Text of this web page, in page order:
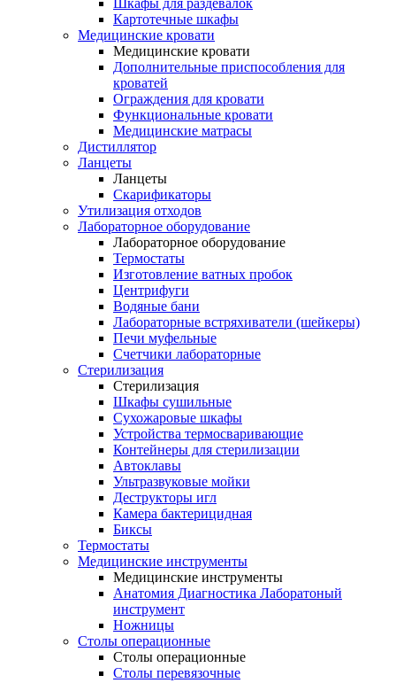
Шкафы для раздевалок
Картотечные шкафы
Медицинские кровати
Медицинские кровати
Дополнительные приспособления для
кроватей
Ограждения для кровати
Функциональные кровати
Медицинские матрасы
Дистиллятор
Ланцеты
Ланцеты
Скарификаторы
Утилизация отходов
Лабораторное оборудование
Лабораторное оборудование
Термостаты
Изготовление ватных пробок
Центрифуги
Водяные бани
Лабораторные встряхиватели (шейкеры)
Печи муфельные
Счетчики лабораторные
Стерилизация
Стерилизация
Шкафы сушильные
Сухожаровые шкафы
Устройства термосваривающие
Контейнеры для стерилизации
Автоклавы
Ультразвуковые мойки
Деструкторы игл
Камера бактерицидная
Биксы
Термостаты
Медицинские инструменты
Медицинские инструменты
Анатомия Диагностика Лаборатоный
инструмент
Ножницы
Столы операционные
Столы операционные
Столы перевязочные